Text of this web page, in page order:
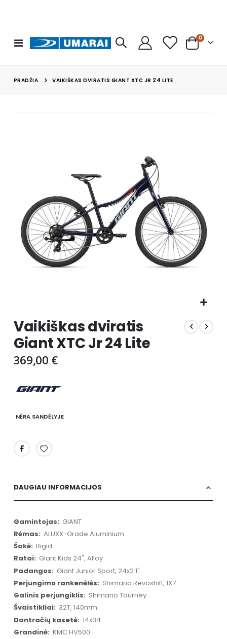
Toggle
Nav
Cart
0prekės
PRADŽIA VAIKIŠKAS DVIRATIS GIANT XTC JR 24 LITE
to
the
beginning
of
the
gallery
Vaikiškas dviratis
Giant XTC Jr 24 Lite
369,00 €
NĖRA SANDĖLYJE
DAUGIAU INFORMACIJOS
Daugiau
informacijos
GIANT
ALUXX-Grade Aluminium
Rigid
Giant Kids 24", Alloy
Giant Junior Sport, 24x2.1"
Shimano Revoshift, 1X7
Shimano Tourney
32T, 140mm
14x34
KMC HV500